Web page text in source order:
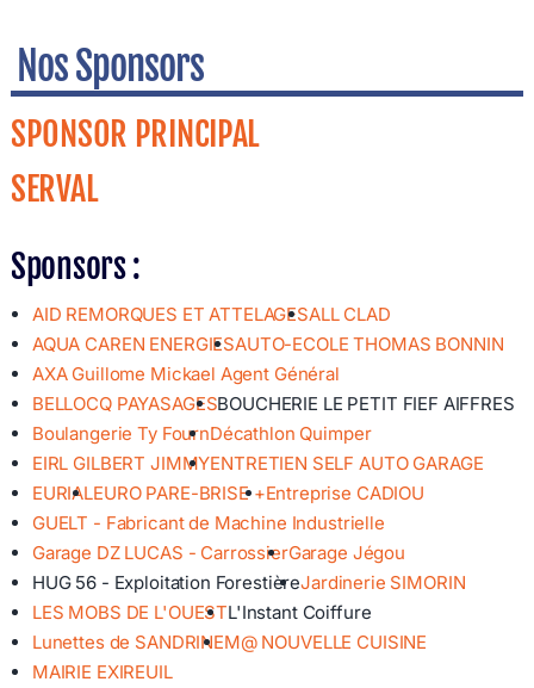
Nos Sponsors
SPONSOR PRINCIPAL
SERVAL
Sponsors :
AID REMORQUES ET ATTELAGESALL CLAD
AQUA CAREN ENERGIESAUTO-ECOLE THOMAS BONNIN
AXA Guillome Mickael Agent Général
BELLOCQ PAYASAGESBOUCHERIE LE PETIT FIEF AIFFRES
Boulangerie Ty FournDécathlon Quimper
EIRL GILBERT JIMMYENTRETIEN SELF AUTO GARAGE
EURIALEURO PARE-BRISE +Entreprise CADIOU
GUELT - Fabricant de Machine Industrielle
Garage DZ LUCAS - CarrossierGarage Jégou
HUG 56 - Exploitation ForestièreJardinerie SIMORIN
LES MOBS DE L'OUESTL'Instant Coiffure
Lunettes de SANDRINEM@ NOUVELLE CUISINE
MAIRIE EXIREUIL